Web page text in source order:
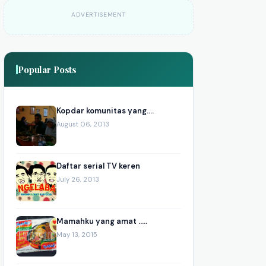
ADVERTISEMENT
Popular Posts
Kopdar komunitas yang....
August 06, 2013
Daftar serial TV keren
July 26, 2013
Mamahku yang amat .....
May 13, 2015